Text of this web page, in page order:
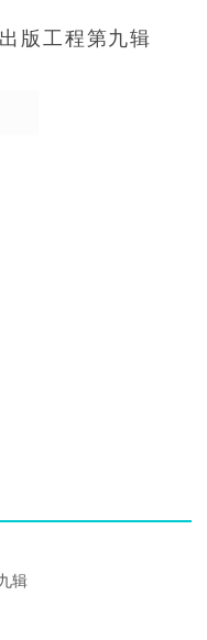
版工程第九辑
辑